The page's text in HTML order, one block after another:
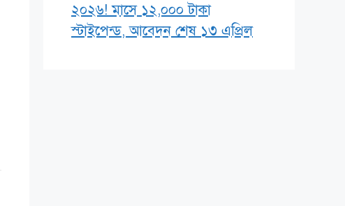
২০২৬! মাসে ১২,০০০ টাকা
স্টাইপেন্ড, আবেদন শেষ ১৩ এপ্রিল